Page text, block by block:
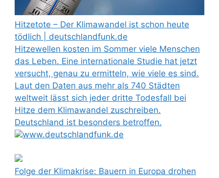
Hitzetote – Der Klimawandel ist schon heute
tödlich | deutschlandfunk.de
Hitzewellen kosten im Sommer viele Menschen
das Leben. Eine internationale Studie hat jetzt
versucht, genau zu ermitteln, wie viele es sind.
Laut den Daten aus mehr als 740 Städten
weltweit lässt sich jeder dritte Todesfall bei
Hitze dem Klimawandel zuschreiben.
Deutschland ist besonders betroffen.
www.deutschlandfunk.de
Folge der Klimakrise: Bauern in Europa drohen